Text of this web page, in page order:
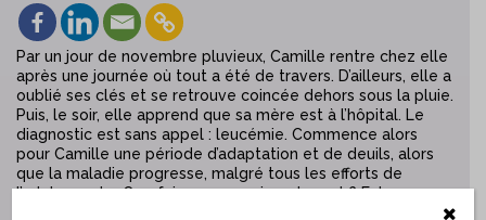
Par un jour de novembre pluvieux, Camille rentre chez elle
après une journée où tout a été de travers. D’ailleurs, elle a
oublié ses clés et se retrouve coincée dehors sous la pluie.
Puis, le soir, elle apprend que sa mère est à l’hôpital. Le
diagnostic est sans appel : leucémie. Commence alors
pour Camille une période d’adaptation et de deuils, alors
que la maladie progresse, malgré tous les efforts de
l’adolescente. Que faire pour conjurer le sort ? Est-ce
Le septième étage